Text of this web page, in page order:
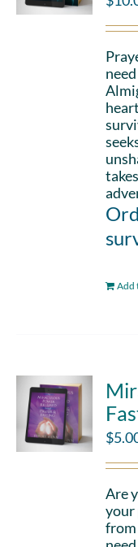
Add
$
Are
your
from